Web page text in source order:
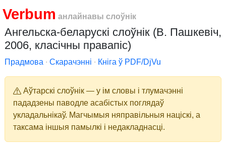
Verbum анлайнавы слоўнік
Ангельска-беларускі слоўнік (В. Пашкевіч,
2006, класічны правапіс)
Прадмова ∙ Скарачэнні ∙ Кніга ў PDF/DjVu
Аўтарскі слоўнік — у ім словы і тлумачэнні
пададзены паводле асабістых поглядаў
укладальнікаў. Магчымыя няправільныя націскі, а
таксама іншыя памылкі і недакладнасці.